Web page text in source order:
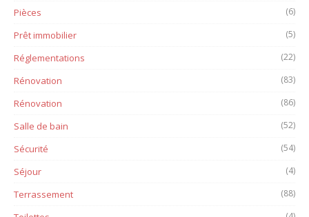
Pièces (6)
Prêt immobilier (5)
Réglementations (22)
Rénovation (83)
Rénovation (86)
Salle de bain (52)
Sécurité (54)
Séjour (4)
Terrassement (88)